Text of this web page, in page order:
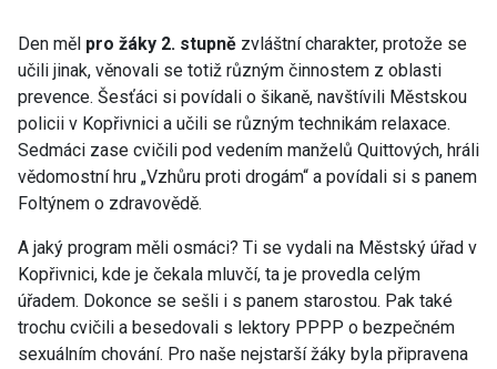
Den měl pro žáky 2. stupně zvláštní charakter, protože se
učili jinak, věnovali se totiž různým činnostem z oblasti
prevence. Šesťáci si povídali o šikaně, navštívili Městskou
policii v Kopřivnici a učili se různým technikám relaxace.
Sedmáci zase cvičili pod vedením manželů Quittových, hráli
vědomostní hru „Vzhůru proti drogám“ a povídali si s panem
Foltýnem o zdravovědě.
A jaký program měli osmáci? Ti se vydali na Městský úřad v
Kopřivnici, kde je čekala mluvčí, ta je provedla celým
úřadem. Dokonce se sešli i s panem starostou. Pak také
trochu cvičili a besedovali s lektory PPPP o bezpečném
sexuálním chování. Pro naše nejstarší žáky byla připravena